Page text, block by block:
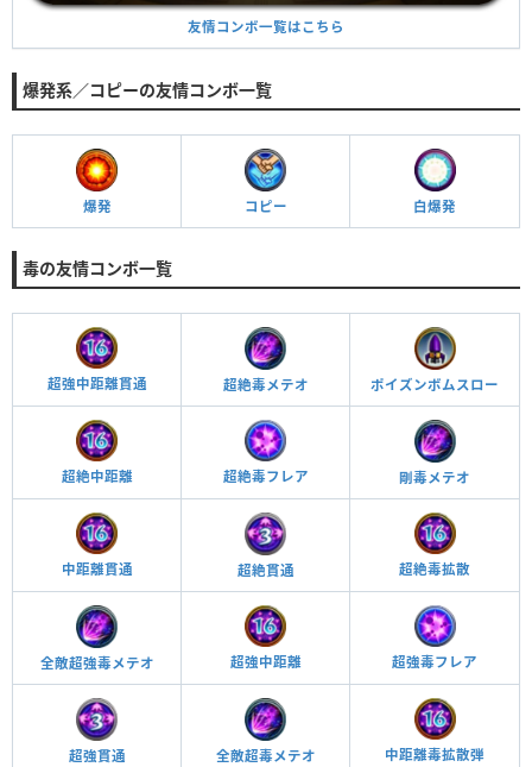
友情コンボ一覧はこちら
爆発系／コピーの友情コンボ一覧
爆発 コピー 白爆発
毒の友情コンボ一覧
超強中距離貫通 超絶毒メテオ ポイズンボムスロー
超絶中距離 超絶毒フレア 剛毒メテオ
中距離貫通 超絶貫通 超絶毒拡散
全敵超強毒メテオ 超強中距離 超強毒フレア
超強貫通 全敵超毒メテオ 中距離毒拡散弾